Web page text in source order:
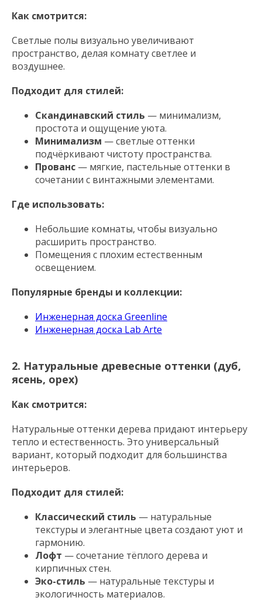
Как смотрится:
Светлые полы визуально увеличивают
пространство, делая комнату светлее и
воздушнее.
Подходит для стилей:
Скандинавский стиль — минимализм,
простота и ощущение уюта.
Минимализм — светлые оттенки
подчёркивают чистоту пространства.
Прованс — мягкие, пастельные оттенки в
сочетании с винтажными элементами.
Где использовать:
Небольшие комнаты, чтобы визуально
расширить пространство.
Помещения с плохим естественным
освещением.
Популярные бренды и коллекции:
Инженерная доска Greenline
Инженерная доска Lab Arte
2. Натуральные древесные оттенки (дуб,
ясень, орех)
Как смотрится:
Натуральные оттенки дерева придают интерьеру
тепло и естественность. Это универсальный
вариант, который подходит для большинства
интерьеров.
Подходит для стилей:
Классический стиль — натуральные
текстуры и элегантные цвета создают уют и
гармонию.
Лофт — сочетание тёплого дерева и
кирпичных стен.
Эко-стиль — натуральные текстуры и
экологичность материалов.